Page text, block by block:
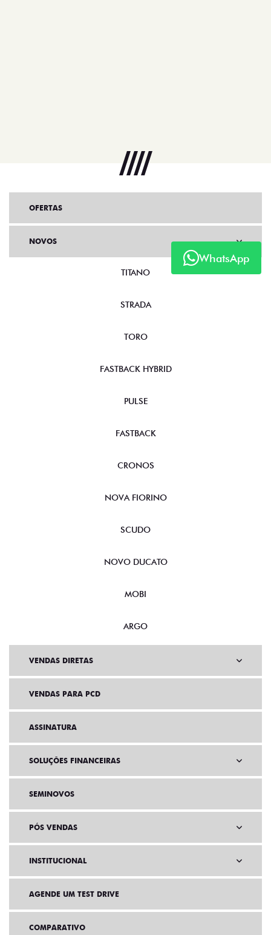
WhatsApp
OFERTAS
NOVOS
TITANO
STRADA
TORO
FASTBACK HYBRID
PULSE
FASTBACK
CRONOS
NOVA FIORINO
SCUDO
NOVO DUCATO
MOBI
ARGO
VENDAS DIRETAS
VENDAS PARA PCD
ASSINATURA
SOLUÇÕES FINANCEIRAS
SEMINOVOS
PÓS VENDAS
INSTITUCIONAL
AGENDE UM TEST DRIVE
COMPARATIVO